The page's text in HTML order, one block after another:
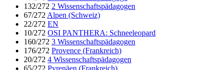
132/272 2 Wissenschaftspädagogen
67/272 Alpen (Schweiz)
22/272 EN
10/272 OSI PANTHERA: Schneeleopard
160/272 3 Wissenschaftspädagogen
176/272 Provence (Frankreich)
20/272 4 Wissenschaftspädagogen
65/272 Pyrenäen (Frankreich)